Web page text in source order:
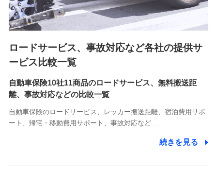
取引先としての選定業務、営業情報の提供業務、契約締結手
続き業務、取引管理業務、およびこれらに準ずる業務の遂行
のため
9.お問い合わせ情報
各種お問い合わせに対応するため
10.受託業務の 個人情報
受託業務の遂行およびこれらに準ずる業務の遂行のため
11.マイカー通勤管理クラウド並びに法人向けASPサー
をお送りするため
ロードサービス、事故対応など各社の提供サ
ービス比較一覧
自動車保険10社11商品のロードサービス、無料搬送距
離、事故対応などの比較一覧
自動車保険のロードサービス、レッカー搬送距離、宿泊費用サポ
ート、帰宅・移動費用サポート、事故対応など…
続きを見る